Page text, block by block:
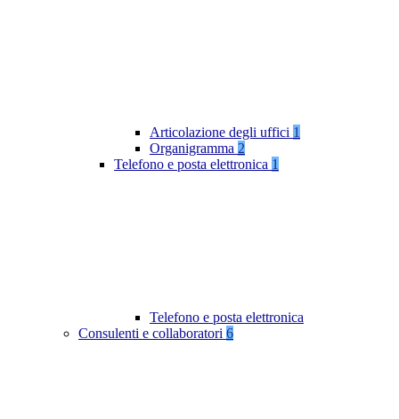
Articolazione degli uffici 1
Organigramma 2
Telefono e posta elettronica 1
Telefono e posta elettronica
Consulenti e collaboratori 6